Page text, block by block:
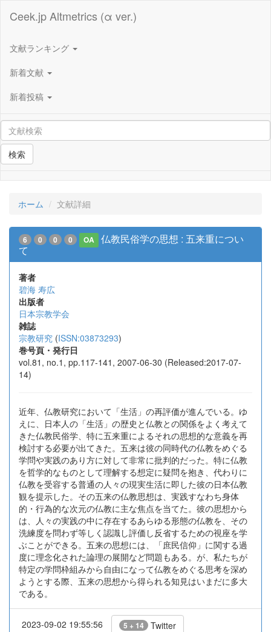
Ceek.jp Altmetrics (α ver.)
文献ランキング
新着文献
新着投稿
検索
ホーム 文献詳細
6 0 0 0 OA
仏教民俗学の思想 : 五来重につい
て
著者
碧海 寿広
出版者
日本宗教学会
雑誌
宗教研究 (ISSN:03873293)
巻号頁・発行日
vol.81, no.1, pp.117-141, 2007-06-30 (Released:2017-07-
14)
近年、仏教研究において「生活」の再評価が進んでいる。ゆ
えに、日本人の「生活」の歴史と仏教との関係をよく考えて
きた仏教民俗学、特に五来重によるそれの思想的な意義を再
検討する必要が出てきた。五来は彼の同時代の仏教をめぐる
学問や実践のあり方に対して非常に批判的だった。特に仏教
を哲学的なものとして理解する想定に疑問を抱き、代わりに
仏教を受容する普通の人々の現実生活に即した彼の日本仏教
観を提示した。その五来の仏教思想は、実践すなわち身体
的・行為的な次元の仏教に主な焦点を当てた。彼の思想から
は、人々の実践の中に存在するあらゆる形態の仏教を、その
洗練度を問わず等しく認識し評価し反省するための視座を学
ぶことができる。五来の思想には、「庶民信仰」に関する過
度に理念化された論理の展開など問題もある。が、私たちが
特定の学問枠組みから自由になって仏教をめぐる思考を深め
ようとする際、五来の思想から得られる知見はいまだに多大
である。
2023-09-02 19:55:56 5 + 14 Twitter